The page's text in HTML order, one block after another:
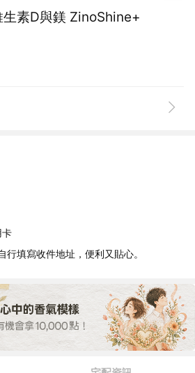
素D與鎂 ZinoShine+
卡
行填寫收件地址，便利又貼心。